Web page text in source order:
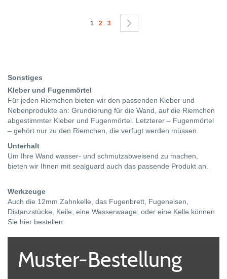
Seite
Sie lesen gerade die Seite
1 Seite
2 Seite
3
Sonstiges
Kleber und Fugenmörtel
Für jeden Riemchen bieten wir den passenden Kleber und
Nebenprodukte an: Grundierung für die Wand, auf die Riemchen
abgestimmter Kleber und Fugenmörtel. Letzterer – Fugenmörtel
– gehört nur zu den Riemchen, die verfugt werden müssen.
Unterhalt
Um Ihre Wand wasser- und schmutzabweisend zu machen,
bieten wir Ihnen mit sealguard auch das passende Produkt an.
Werkzeuge
Auch die 12mm Zahnkelle, das Fugenbrett, Fugeneisen,
Distanzstücke, Keile, eine Wasserwaage, oder eine Kelle können
Sie hier bestellen.
Muster-Bestellung